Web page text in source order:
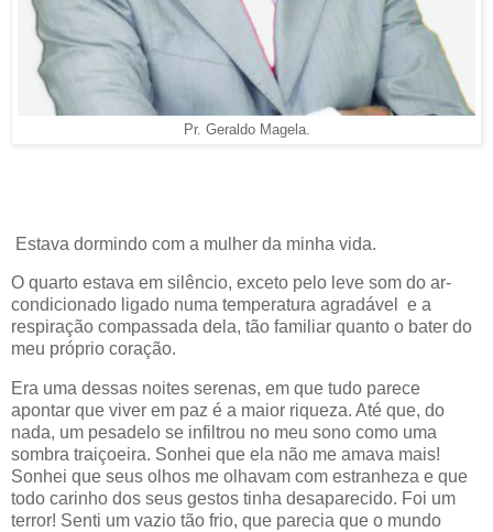
Pr. Geraldo Magela.
Estava dormindo com a mulher da minha vida.
O quarto estava em silêncio, exceto pelo leve som do ar-
condicionado ligado numa temperatura agradável e a
respiração compassada dela, tão familiar quanto o bater do
meu próprio coração.
Era uma dessas noites serenas, em que tudo parece
apontar que viver em paz é a maior riqueza. Até que, do
nada, um pesadelo se infiltrou no meu sono como uma
sombra traiçoeira. Sonhei que ela não me amava mais!
Sonhei que seus olhos me olhavam com estranheza e que
todo carinho dos seus gestos tinha desaparecido. Foi um
terror! Senti um vazio tão frio, que parecia que o mundo